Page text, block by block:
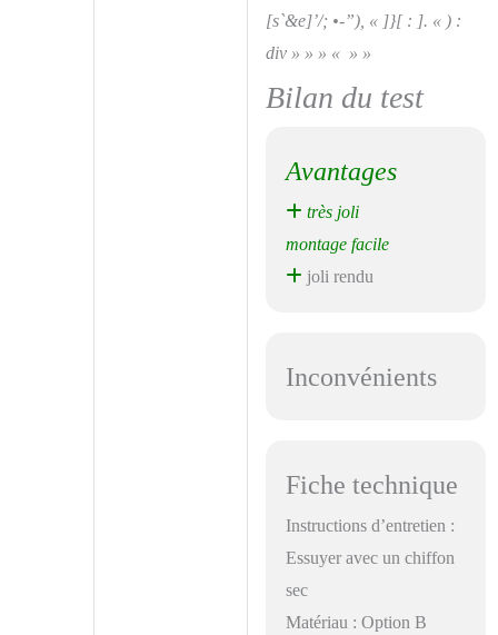
[s`&e]’/; •-”), « ]}[ : ]. « ) :
div » » » « » »
Bilan du test
Avantages
très joli
montage facile
joli rendu
Inconvénients
Fiche technique
Instructions d’entretien :
Essuyer avec un chiffon
sec
Matériau : Option B